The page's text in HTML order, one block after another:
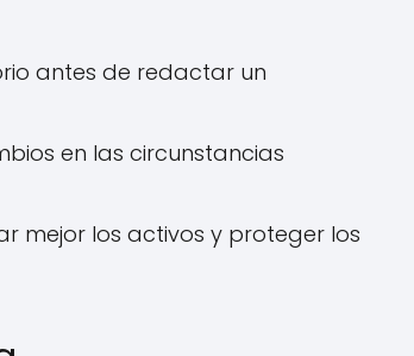
antes de redactar un
en las circunstancias
mejor los activos y proteger los